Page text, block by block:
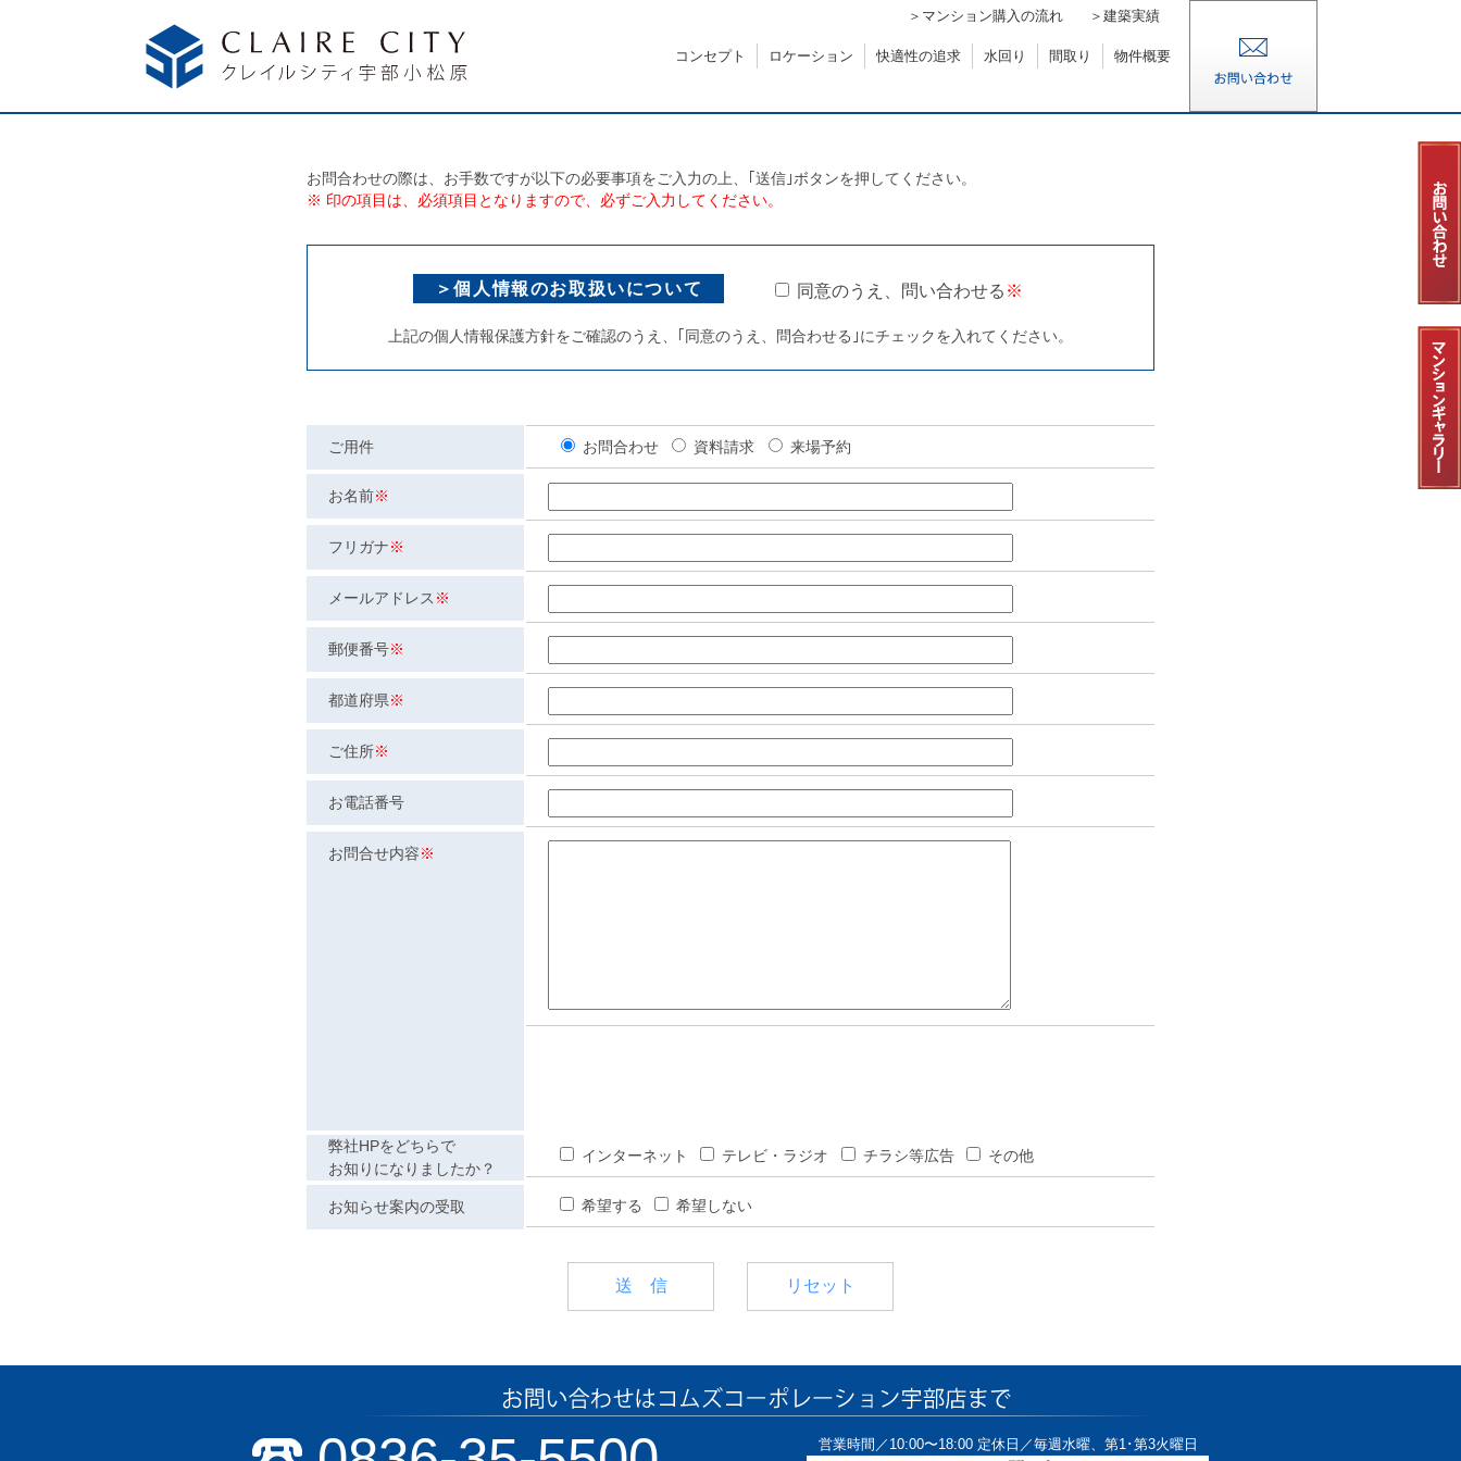
＞マンション購入の流れ ＞建築実績
コンセプト ロケーション 快適性の追求 水回り 間取り 物件概要
お問合わせの際は、お手数ですが以下の必要事項をご入力の上、｢送信｣ボタンを押してください。
※ 印の項目は、必須項目となりますので、必ずご入力してください。
＞個人情報のお取扱いについて 同意のうえ、問い合わせる ※
上記の個人情報保護方針をご確認のうえ、 ｢同意のうえ、問合わせる｣にチェックを入れてください。
ご用件 お問合わせ 資料請求 来場予約
お名前※
フリガナ※
メールアドレス ※
郵便番号※
都道府県※
ご住所※
お電話番号
お問合せ内容※
弊社HPをどちらで
お知りになりましたか？
インターネット テレビ・ラジオ チラシ等広告 その他
お知らせ案内の受取 希望する 希望しない
営業時間／10:00〜18:00 定休日／毎週水曜、第1･第3火曜日